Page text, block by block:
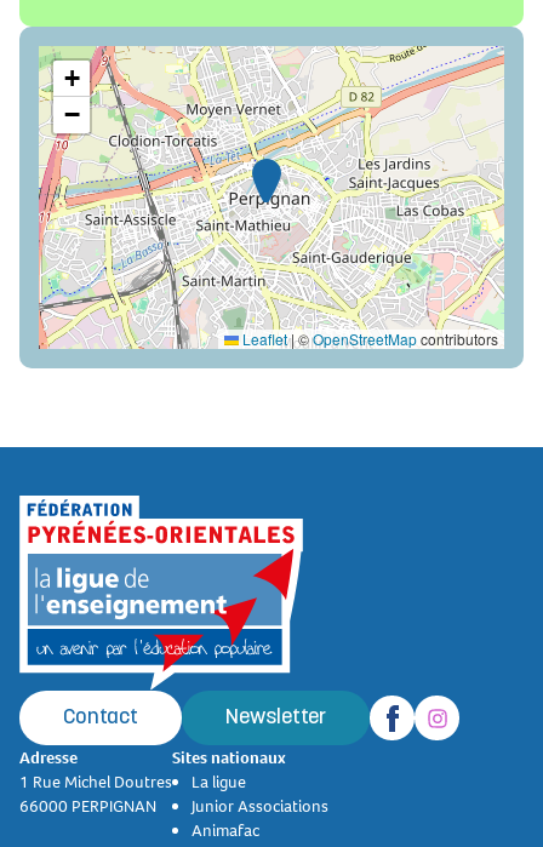
+
−
Leaflet |©OpenStreetMapcontributors
Contact Newsletter
Adresse
1 Rue Michel Doutres
66000 PERPIGNAN
Sites nationaux
La ligue
Junior Associations
Animafac